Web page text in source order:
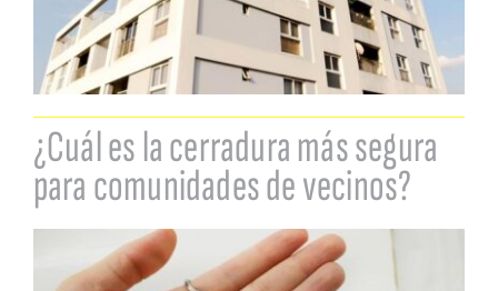
¿Cuál es la cerradura más segura
para comunidades de vecinos?